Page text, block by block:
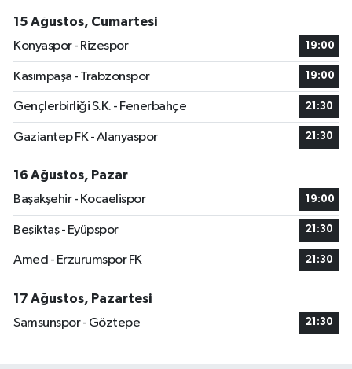
15 Ağustos, Cumartesi
Konyaspor - Rizespor
19:00
Kasımpaşa - Trabzonspor 19:00
Gençlerbirliği S.K. - Fenerbahçe 21:30
Gaziantep FK - Alanyaspor 21:30
16 Ağustos, Pazar
Başakşehir - Kocaelispor
19:00
Beşiktaş - Eyüpspor 21:30
Amed - Erzurumspor FK 21:30
17 Ağustos, Pazartesi
Samsunspor - Göztepe
21:30